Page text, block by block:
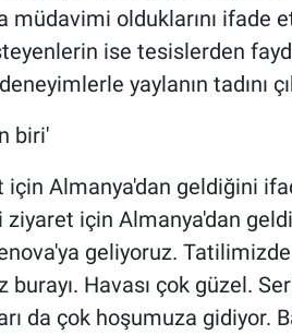
müdavimi olduklarını ifade
ise tesislerden
yaylanın tadını
biri'
Almanya'dan geldiğini
ziyaret için Almanya'dan
geliyoruz.
Havası çok güzel.
da çok hoşumuza gidiyor.